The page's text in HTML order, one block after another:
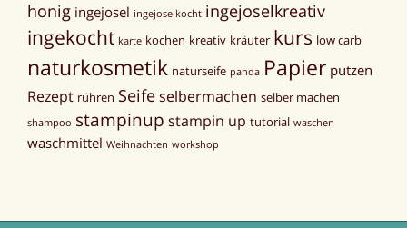
honig ingejosel ingejoselkocht ingejoselkreativ
ingekocht karte kochen kreativ kräuter kurs low carb
naturkosmetik naturseife panda Papier putzen
Rezept rühren Seifeselbermachen selber machen
shampoo stampinup stampin up tutorial waschen
waschmittel Weihnachten workshop